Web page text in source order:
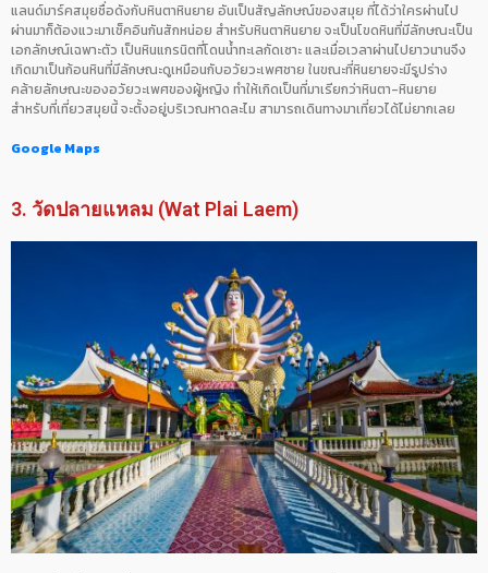
แลนด์มาร์คสมุยชื่อดังกับหินตาหินยาย อันเป็นสัญลักษณ์ของสมุย ที่ได้ว่าใครผ่านไป
ผ่านมาก็ต้องแวะมาเช็คอินกันสักหน่อย สำหรับหินตาหินยาย จะเป็นโขดหินที่มีลักษณะเป็น
เอกลักษณ์เฉพาะตัว เป็นหินแกรนิตที่โดนน้ำทะเลกัดเซาะ และเมื่อเวลาผ่านไปยาวนานจึง
เกิดมาเป็นก้อนหินที่มีลักษณะดูเหมือนกับอวัยวะเพศชาย ในขณะที่หินยายจะมีรูปร่าง
คล้ายลักษณะของอวัยวะเพศของผู้หญิง ทำให้เกิดเป็นที่มาเรียกว่าหินตา-หินยาย
สำหรับที่เที่ยวสมุยนี้ จะตั้งอยู่บริเวณหาดละไม สามารถเดินทางมาเที่ยวได้ไม่ยากเลย
Google Maps
3. วัดปลายแหลม (Wat Plai Laem)